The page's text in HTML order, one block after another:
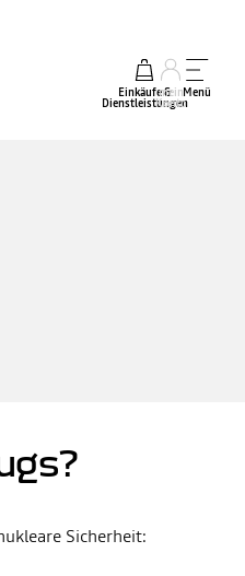
Einkäufe &
Dienstleistungen
mein
Konto
Menü
Sicherheit: